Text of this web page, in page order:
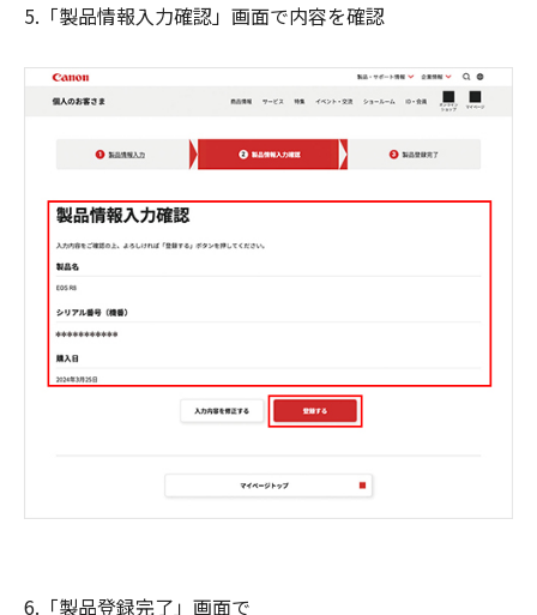
5.「製品情報入力確認」画面で内容を確認
6.「製品登録完了」画面で